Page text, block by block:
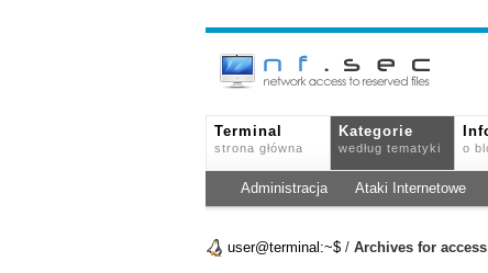
Terminal
strona główna
Kategorie
według tematyki o
Administracja Ataki Internetowe
user@terminal:~$ / Archives for